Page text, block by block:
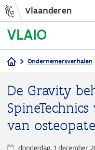
Vlaanderen
Ondernemersverhalen
De Gravity
van
donderdag, 1 december